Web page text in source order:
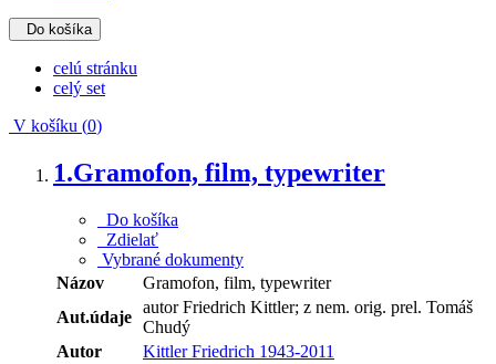
Do košíka
celú stránku
celý set
V košíku (0)
1.Gramofon, film, typewriter
Do košíka
Zdielať
Vybrané dokumenty
Názov
Gramofon, film, typewriter
Aut.údaje
autor Friedrich Kittler; z nem. orig. prel. Tomáš
Chudý
Autor
Kittler Friedrich 1943-2011